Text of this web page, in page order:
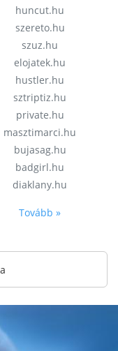
huncut.hu
szereto.hu
szuz.hu
elojatek.hu
hustler.hu
sztriptiz.hu
private.hu
masztimarci.hu
bujasag.hu
badgirl.hu
diaklany.hu
Tovább »